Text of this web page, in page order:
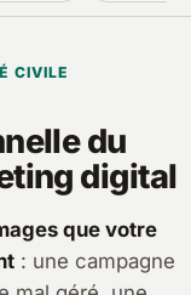
CIVILE
du
digital
que votre
: une campagne